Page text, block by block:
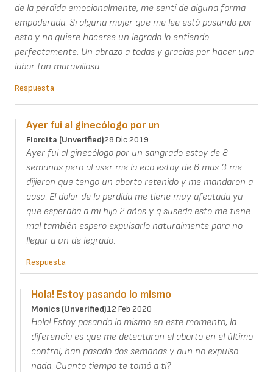
de la pérdida emocionalmente, me sentí de alguna forma
empoderada. Si alguna mujer que me lee está pasando por
esto y no quiere hacerse un legrado lo entiendo
perfectamente. Un abrazo a todas y gracias por hacer una
labor tan maravillosa.
Respuesta
Ayer fui al ginecólogo por un
Florcita (unverified)28 Dic 2019
Ayer fui al ginecólogo por un sangrado estoy de 8
semanas pero al aser me la eco estoy de 6 mas 3 me
dijieron que tengo un aborto retenido y me mandaron a
casa. El dolor de la perdida me tiene muy afectada ya
que esperaba a mi hijo 2 años y q suseda esto me tiene
mal también espero expulsarlo naturalmente para no
llegar a un de legrado.
Respuesta
Hola! Estoy pasando lo mismo
Monics (unverified)12 Feb 2020
Hola! Estoy pasando lo mismo en este momento, la
diferencia es que me detectaron el aborto en el último
control, han pasado dos semanas y aun no expulso
nada. Cuanto tiempo te tomó a ti?